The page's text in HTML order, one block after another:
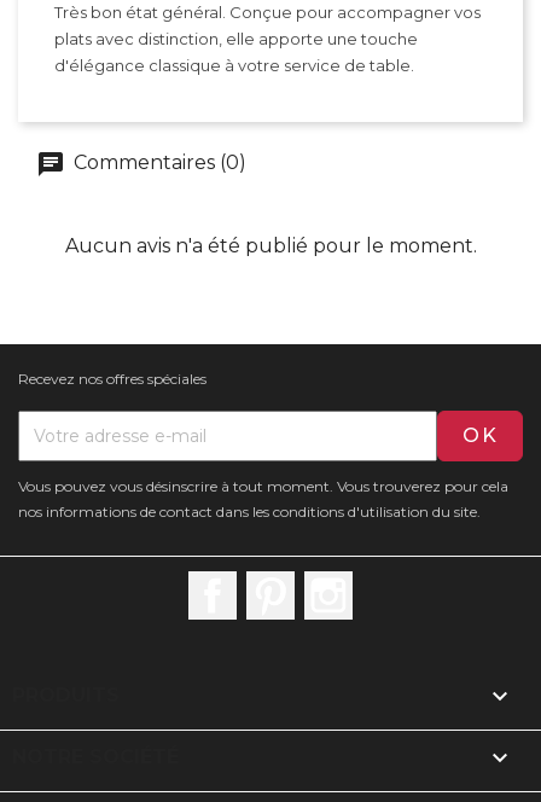
Très bon état général. Conçue pour accompagner vos
plats avec distinction, elle apporte une touche
d'élégance classique à votre service de table.
Commentaires (0)
Aucun avis n'a été publié pour le moment.
Recevez nos offres spéciales
Vous pouvez vous désinscrire à tout moment. Vous trouverez pour cela
nos informations de contact dans les conditions d'utilisation du site.

